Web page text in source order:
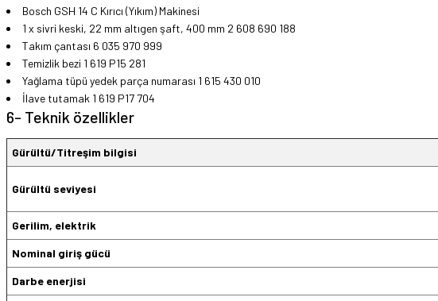
Bosch GSH 14 C Kırıcı (Yıkım) Makinesi
1 x sivri keski, 22 mm altıgen şaft, 400 mm 2 608 690 188
Takım çantası 6 035 970 999
Temizlik bezi 1 619 P15 281
Yağlama tüpü yedek parça numarası 1 615 430 010
İlave tutamak 1 619 P17 704
6- Teknik özellikler
Gürültü/Titreşim bilgisi
Gürültü seviyesi
Gerilim, elektrik
Nominal giriş gücü
Darbe enerjisi